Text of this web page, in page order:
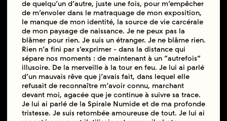
de quelqu’un d’autre, juste une fois, pour m’empêcher
de m’envoler dans le matraquage de mon exposition,
le manque de mon identité, la source de vie carcérale
de mon paysage de naissance. Je ne peux pas la
blâmer pour rien. Je suis un étranger. Je ne blâme rien.
Rien n’a fini par s’exprimer - dans la distance qui
sépare nos moments : de maintenant à un “autrefois”
illusoire. De la merveille à la tour en feu. Je lui ai parlé
d’un mauvais rêve que j’avais fait, dans lequel elle
refusait de reconnaître m’avoir connu, marchant
devant moi, agacée que je continue à suivre sa trace.
Je lui ai parlé de la Spirale Numide et de ma profonde
tristesse. Je suis retombée amoureuse de tout. Je lui ai